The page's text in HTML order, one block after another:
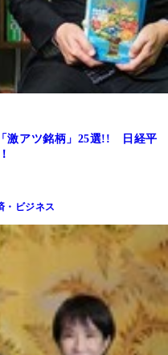
激アツ銘柄」25選!! 日経平
・ビジネス